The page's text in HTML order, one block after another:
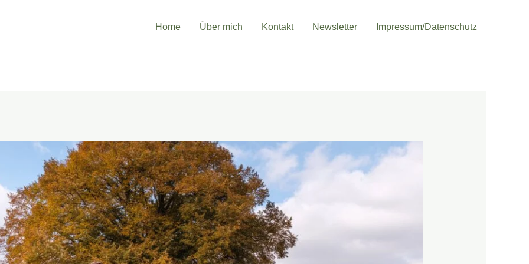
Home Über mich Kontakt Newsletter Impressum/Datenschutz